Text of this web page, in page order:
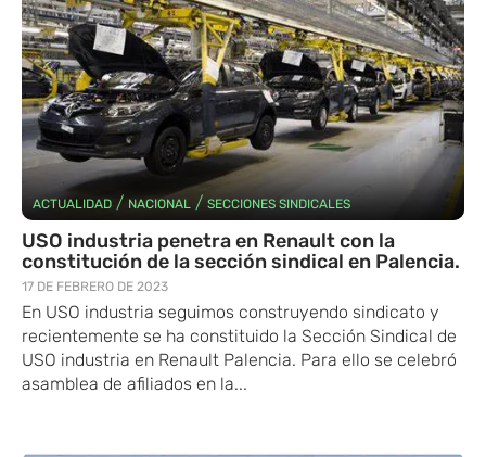
ACTUALIDAD / NACIONAL / SECCIONES SINDICALES
USO industria penetra en Renault con la
constitución de la sección sindical en Palencia.
17 DE FEBRERO DE 2023
En USO industria seguimos construyendo sindicato y
recientemente se ha constituido la Sección Sindical de
USO industria en Renault Palencia. Para ello se celebró
asamblea de afiliados en la...